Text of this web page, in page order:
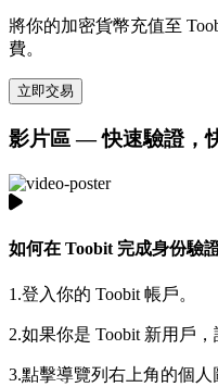
將你的加密貨幣充值至
費。
立即交易
影片區 — 快速驗證，
如何在 Toobit 完成身份驗
1.登入你的 Toobit 帳戶。
2.如果你是 Toobit 新用戶
3.點擊導覽列右上角的個人